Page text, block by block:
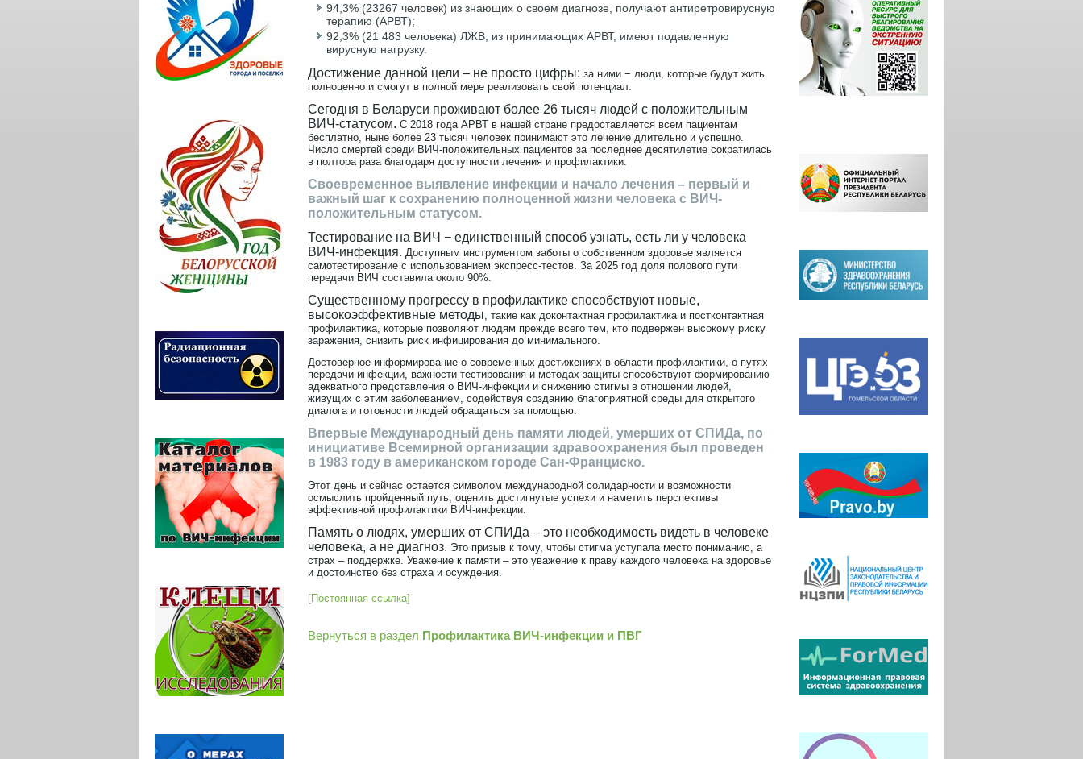
94,3% (23267 человек) из знающих о своем диагнозе, получают антиретровирусную
терапию (АРВТ);
92,3% (21 483 человека) ЛЖВ, из принимающих АРВТ, имеют подавленную
вирусную нагрузку.
Достижение данной цели – не просто цифры: за ними − люди, которые будут жить
полноценно и смогут в полной мере реализовать свой потенциал.
Сегодня в Беларуси проживают более 26 тысяч людей с положительным
ВИЧ-статусом. С 2018 года АРВТ в нашей стране предоставляется всем пациентам
бесплатно, ныне более 23 тысяч человек принимают это лечение длительно и успешно.
Число смертей среди ВИЧ-положительных пациентов за последнее десятилетие сократилась
в полтора раза благодаря доступности лечения и профилактики.
Своевременное выявление инфекции и начало лечения – первый и
важный шаг к сохранению полноценной жизни человека с ВИЧ-
положительным статусом.
Тестирование на ВИЧ − единственный способ узнать, есть ли у человека
ВИЧ-инфекция. Доступным инструментом заботы о собственном здоровье является
самотестирование с использованием экспресс-тестов. За 2025 год доля полового пути
передачи ВИЧ составила около 90%.
Существенному прогрессу в профилактике способствуют новые,
высокоэффективные методы, такие как доконтактная профилактика и постконтактная
профилактика, которые позволяют людям прежде всего тем, кто подвержен высокому риску
заражения, снизить риск инфицирования до минимального.
Достоверное информирование о современных достижениях в области профилактики, о путях
передачи инфекции, важности тестирования и методах защиты способствуют формированию
адекватного представления о ВИЧ-инфекции и снижению стигмы в отношении людей,
живущих с этим заболеванием, содействуя созданию благоприятной среды для открытого
диалога и готовности людей обращаться за помощью.
Впервые Международный день памяти людей, умерших от СПИДа, по
инициативе Всемирной организации здравоохранения был проведен
в 1983 году в американском городе Сан-Франциско.
Этот день и сейчас остается символом международной солидарности и возможности
осмыслить пройденный путь, оценить достигнутые успехи и наметить перспективы
эффективной профилактики ВИЧ-инфекции.
Память о людях, умерших от СПИДа – это необходимость видеть в человеке
человека, а не диагноз. Это призыв к тому, чтобы стигма уступала место пониманию, а
страх – поддержке. Уважение к памяти – это уважение к праву каждого человека на здоровье
и достоинство без страха и осуждения.
[Постоянная ссылка]
Вернуться в раздел Профилактика ВИЧ-инфекции и ПВГ